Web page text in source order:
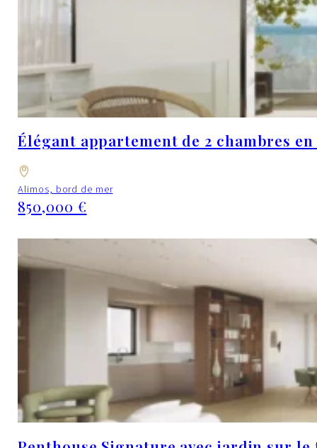
Élégant appartement de 2 chambres
Alimos, bord de mer
850,000 €